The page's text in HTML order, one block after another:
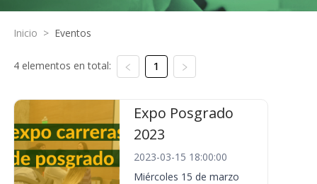
Inicio > Eventos
4 elementos en total: 1
Expo Posgrado
2023
2023-03-15 18:00:00
Miércoles 15 de marzo